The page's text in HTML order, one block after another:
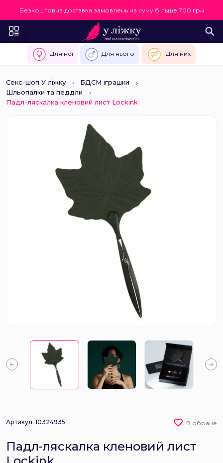
Безкоштовна доставка замовлень на суму більше 700 грн
Для неї Для нього Для них
Секс-шоп У ліжку
БДСМ іграшки
Шльопалки та педдли
Падл-ляскалка кленовий лист Lockink
Артикул: 10324935 В обране
Падл-ляскалка кленовий лист